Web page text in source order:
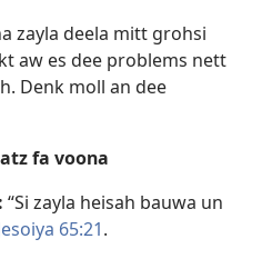
zayla deela mitt grohsi
aw es dee problems nett
Denk moll an dee
fa voona
“Si zayla heisah bauwa un
65:21.